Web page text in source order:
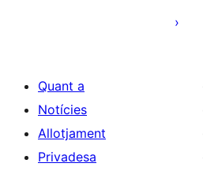
Quant a
Notícies
Allotjament
Privadesa